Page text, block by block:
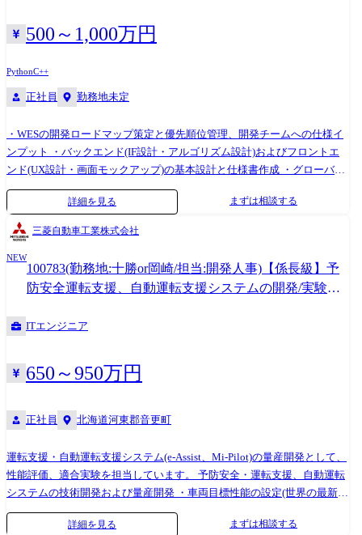
500～1,000万円
PythonC++
正社員 勤務地未定
・WESの開発ロードマップ策定と優先順位管理、開発チームへの仕様イ
ンプット ・バックエンド(IF設計・アルゴリズム設計)およびフロントエ
ンド(UX設計・画面モックアップ)の基本設計と仕様書作成 ・グローバル
開発チームとの進捗管理・仕様調整・レビュー(英語コミュニケーション)
・テストシナリオの作成・レビューおよびテスト推進(結合テスト～受入
テスト) ・PoC推進・現地インテグレーション対応、稼働後のプロダクト
改善
詳細を見る まずは相談する
三菱自動車工業株式会社
NEW
100783(勤務地:十勝or岡崎/担当:開発人事)【係長級】予
防安全運転支援、自動運転支援システムの開発/実験業
ITエンジニア
650～950万円
正社員 北海道河東郡音更町
運転支援・自動運転支援システム(e-Assist、Mi-Pilot)の量産開発として、
性能評価、適合実験を担当しています。 予防安全・運転支援、自動運転
システムの技術開発および量産開発 ・車両目標性能の設定(世界の最新機
能の調査など) ・各機能の性能評価および適合実験の計画、実行、まとめ
・世界各国における市場情報の調査(道路環境も含む) ・最先端実験設備
詳細を見る まずは相談する